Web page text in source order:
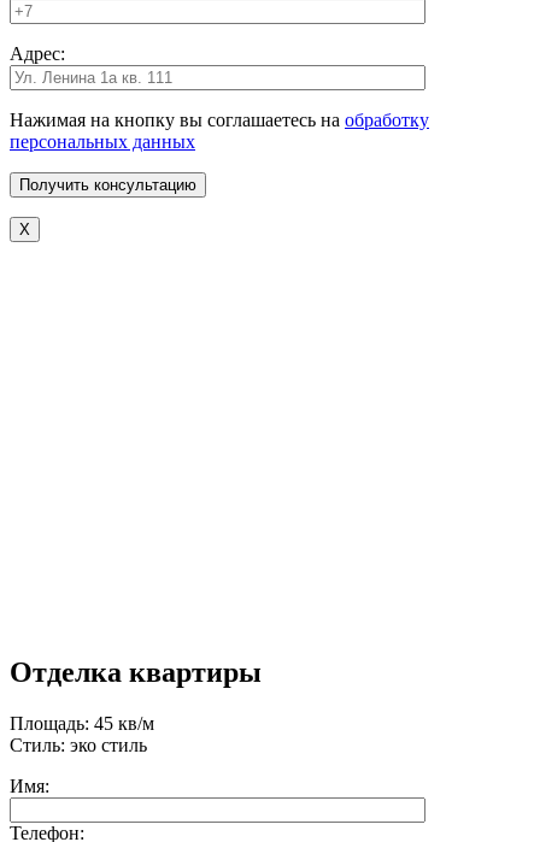
Адрес:
Нажимая на кнопку вы соглашаетесь на обработку
персональных данных
X
Отделка квартиры
Площадь: 45 кв/м
Стиль: эко стиль
Имя:
Телефон: